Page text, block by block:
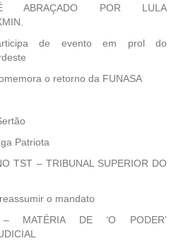
ABRAÇADO POR LULA
de evento em prol do
o retorno da FUNASA
Patriota
TST – TRIBUNAL SUPERIOR DO
o mandato
– MATÉRIA DE ‘O PODER’